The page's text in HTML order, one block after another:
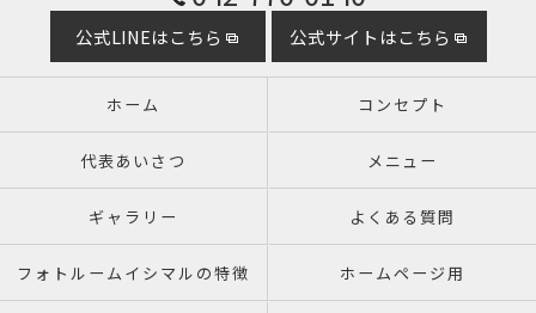
公式LINEはこちら 公式サイトはこちら
ホーム コンセプト
代表あいさつ メニュー
ギャラリー よくある質問
フォトルームイシマルの特徴 ホームページ用